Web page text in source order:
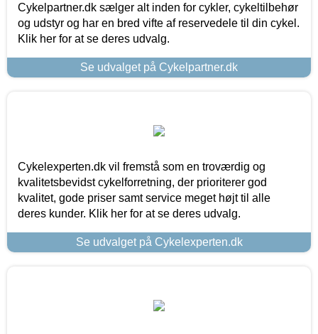
Cykelpartner.dk sælger alt inden for cykler, cykeltilbehør
og udstyr og har en bred vifte af reservedele til din cykel.
Klik her for at se deres udvalg.
Se udvalget på Cykelpartner.dk
Cykelexperten.dk vil fremstå som en troværdig og
kvalitetsbevidst cykelforretning, der prioriterer god
kvalitet, gode priser samt service meget højt til alle
deres kunder. Klik her for at se deres udvalg.
Se udvalget på Cykelexperten.dk